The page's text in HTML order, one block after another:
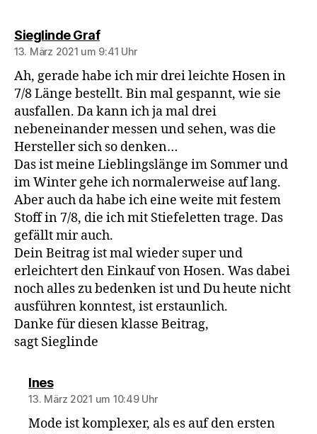
Sieglinde Grafsagt:
13. März 2021 um 9:41 Uhr
Ah, gerade habe ich mir drei leichte Hosen in
7/8 Länge bestellt. Bin mal gespannt, wie sie
ausfallen. Da kann ich ja mal drei
nebeneinander messen und sehen, was die
Hersteller sich so denken…
Das ist meine Lieblingslänge im Sommer und
im Winter gehe ich normalerweise auf lang.
Aber auch da habe ich eine weite mit festem
Stoff in 7/8, die ich mit Stiefeletten trage. Das
gefällt mir auch.
Dein Beitrag ist mal wieder super und
erleichtert den Einkauf von Hosen. Was dabei
noch alles zu bedenken ist und Du heute nicht
ausführen konntest, ist erstaunlich.
Danke für diesen klasse Beitrag,
sagt Sieglinde
Inessagt:
13. März 2021 um 10:49 Uhr
Mode ist komplexer, als es auf den ersten